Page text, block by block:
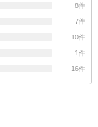
8件
7件
10件
1件
16件